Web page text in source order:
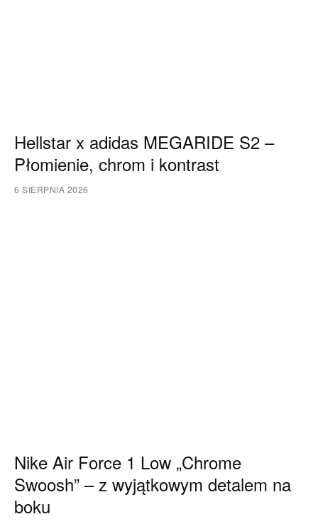
Hellstar x adidas MEGARIDE S2 –
Płomienie, chrom i kontrast
6 SIERPNIA 2026
Nike Air Force 1 Low „Chrome
Swoosh” – z wyjątkowym detalem na
boku